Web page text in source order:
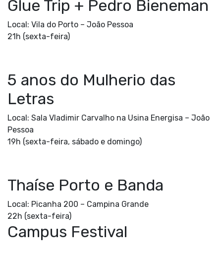
Glue Trip + Pedro Bieneman
Local: Vila do Porto – João Pessoa
21h (sexta-feira)
5 anos do Mulherio das
Letras
Local: Sala Vladimir Carvalho na Usina Energisa – João
Pessoa
19h (sexta-feira, sábado e domingo)
Thaíse Porto e Banda
Local: Picanha 200 – Campina Grande
22h (sexta-feira)
Campus Festival